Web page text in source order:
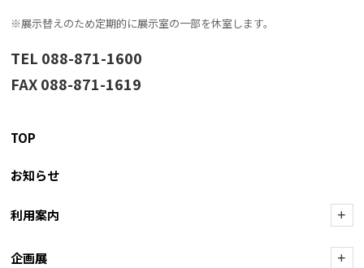
※展示替えのため定期的に展示室の一部を休室します。
TEL 088-871-1600
FAX 088-871-1619
TOP
お知らせ
利用案内 +
企画展 +